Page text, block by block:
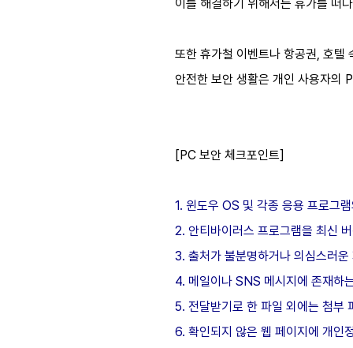
이를 해결하기 위해서는 휴가를 떠
또한 휴가철 이벤트나 항공권, 호텔
안전한 보안 생활은 개인 사용자의
[PC 보안 체크포인트]
1. 윈도우 OS 및 각종 응용 프로그
2. 안티바이러스 프로그램을 최신
3. 출처가 불분명하거나 의심스러
4. 메일이나 SNS 메시지에 존재하
5. 전달받기로 한 파일 외에는 첨부
6. 확인되지 않은 웹 페이지에 개인